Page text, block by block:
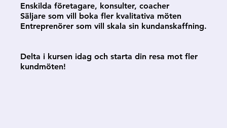
Enskilda företagare, konsulter, coacher
Säljare som vill boka fler kvalitativa möten
Entreprenörer som vill skala sin kundanskaffning.
Delta i kursen idag och starta din resa mot fler
kundmöten!